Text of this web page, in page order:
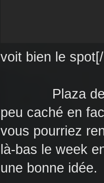
voit bien le
Plaza de
peu caché en
vous pourriez
là-bas le week
une bonne idée.